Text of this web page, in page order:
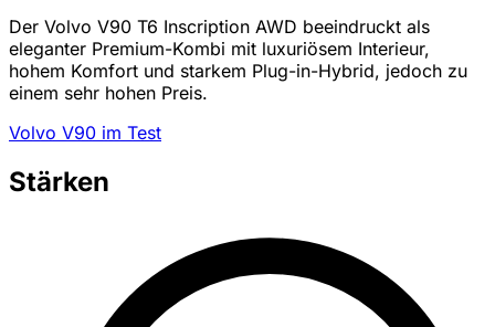
Der Volvo V90 T6 Inscription AWD beeindruckt als
eleganter Premium-Kombi mit luxuriösem Interieur,
hohem Komfort und starkem Plug-in-Hybrid, jedoch zu
einem sehr hohen Preis.
Volvo V90 im Test
Stärken